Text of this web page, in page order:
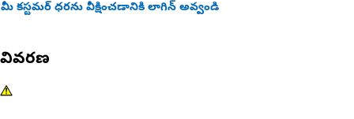
మీ కస్టమర్ ధరను వీక్షించడానికి లాగిన్ అవ్వండి
వివరణ